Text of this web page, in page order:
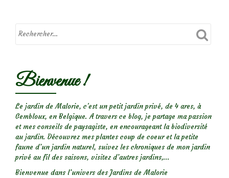
Bienvenue !
Le jardin de Malorie, c'est un petit jardin privé, de 4 ares, à
Gembloux, en Belgique. A travers ce blog, je partage ma passion
et mes conseils de paysagiste, en encourageant la biodiversité
au jardin. Découvrez mes plantes coup de coeur et la petite
faune d’un jardin naturel, suivez les chroniques de mon jardin
privé au fil des saisons, visitez d’autres jardins,...
Bienvenue dans l’univers des Jardins de Malorie